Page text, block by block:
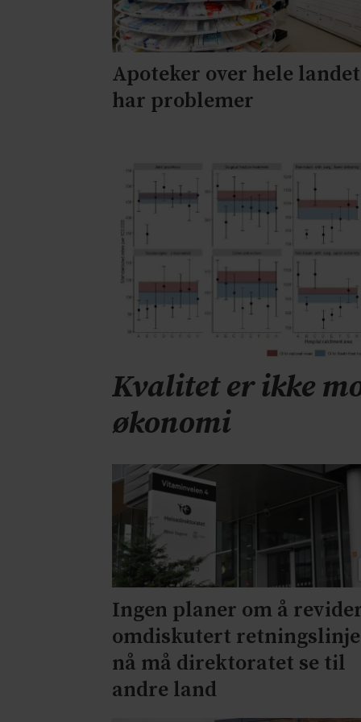
Apoteker over hele landet
har problemer
Kvalitet er ikke
økonomi
Ingen planer om å
omdiskutert
nå må direktoratet se til
andre land